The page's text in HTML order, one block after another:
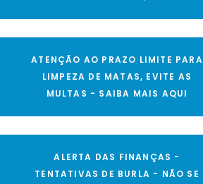
ATENÇÃO AO PRAZO LIMITE PARA
LIMPEZA DE MATAS, EVITE AS
MULTAS - SAIBA MAIS AQUI
ALERTA DAS FINANÇAS -
TENTATIVAS DE BURLA - NÃO SE